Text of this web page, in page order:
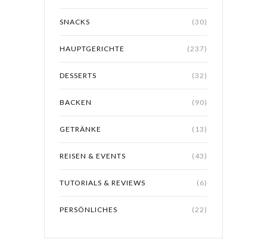
SNACKS (30)
HAUPTGERICHTE (237)
DESSERTS (32)
BACKEN (90)
GETRÄNKE (13)
REISEN & EVENTS (43)
TUTORIALS & REVIEWS (6)
PERSÖNLICHES (22)